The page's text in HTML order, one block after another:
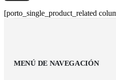
[porto_single_product_related
MENÚ DE NAVEGACIÓN